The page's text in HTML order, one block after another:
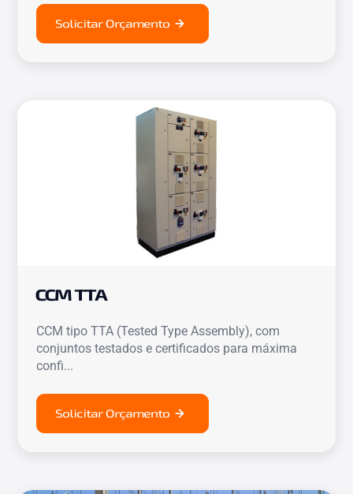
Solicitar Orçamento
CCM TTA
CCM tipo TTA (Tested Type Assembly), com
conjuntos testados e certificados para máxima
confi...
Solicitar Orçamento